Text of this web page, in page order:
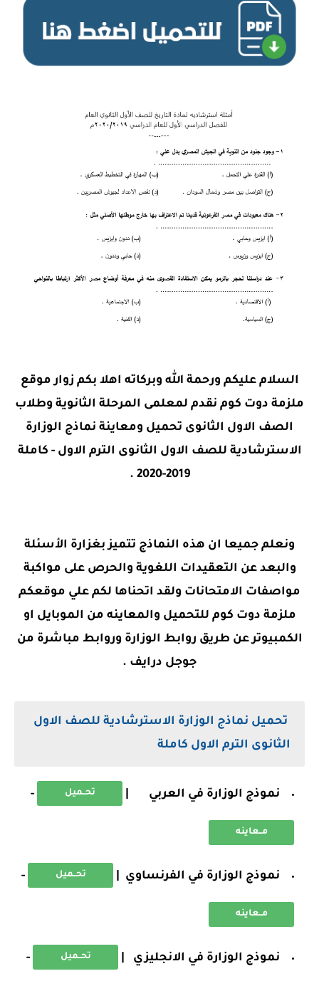
السلام عليكم ورحمة الله وبركاته اهلا بكم زوار موقع
ملزمة دوت كوم نقدم لمعلمى المرحلة الثانوية وطلاب
الصف الاول الثانوى تحميل ومعاينة نماذج الوزارة
الاسترشادية للصف الاول الثانوى الترم الاول - كاملة
2019-2020 .
ونعلم جميعا ان هذه النماذج تتميز بغزارة الأسئلة
والبعد عن التعقيدات اللغوية والحرص على مواكبة
مواصفات الامتحانات ولقد اتحناها لكم علي موقعكم
ملزمة دوت كوم للتحميل والمعاينه من الموبايل او
الكمبيوتر عن طريق روابط الوزارة وروابط مباشرة من
جوجل درايف .
تحميل نماذج الوزارة الاسترشادية للصف الاول
الثانوى الترم الاول كاملة
نموذج الوزارة في العربي | تحــميل -
مــعاينه
نموذج الوزارة في الفرنساوي | تحــميل -
مــعاينه
نموذج الوزارة في الانجليزي | تحــميل -